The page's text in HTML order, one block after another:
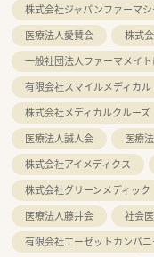
株式会社ジャパンファーマシ
医療法人愛賛会
株式
一般社団法人ファーマメイト
有限会社スマイルメディカル
株式会社メディカルクルーズ
医療法人誠人会
医療
株式会社アイメディクス
株式会社グリーンメディック
医療法人藤井会
社会
有限会社エーゼットカンパニ